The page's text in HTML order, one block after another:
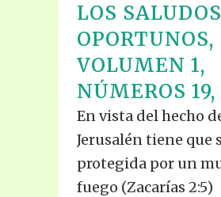
LOS SALUDOS
OPORTUNOS,
VOLUMEN 1,
NÚMEROS
En vista del hecho
Jerusalén tiene que
protegida por un
fuego (Zacarías 2:5)